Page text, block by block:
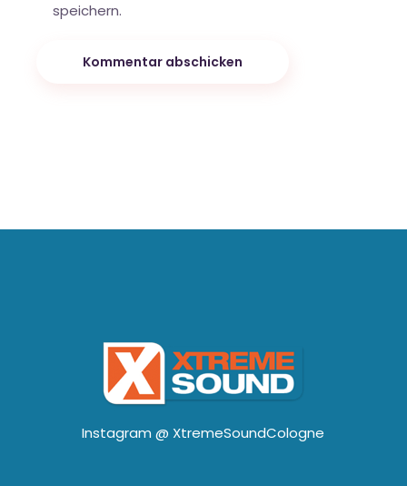
speichern.
Kommentar abschicken
Instagram @ XtremeSoundCologne